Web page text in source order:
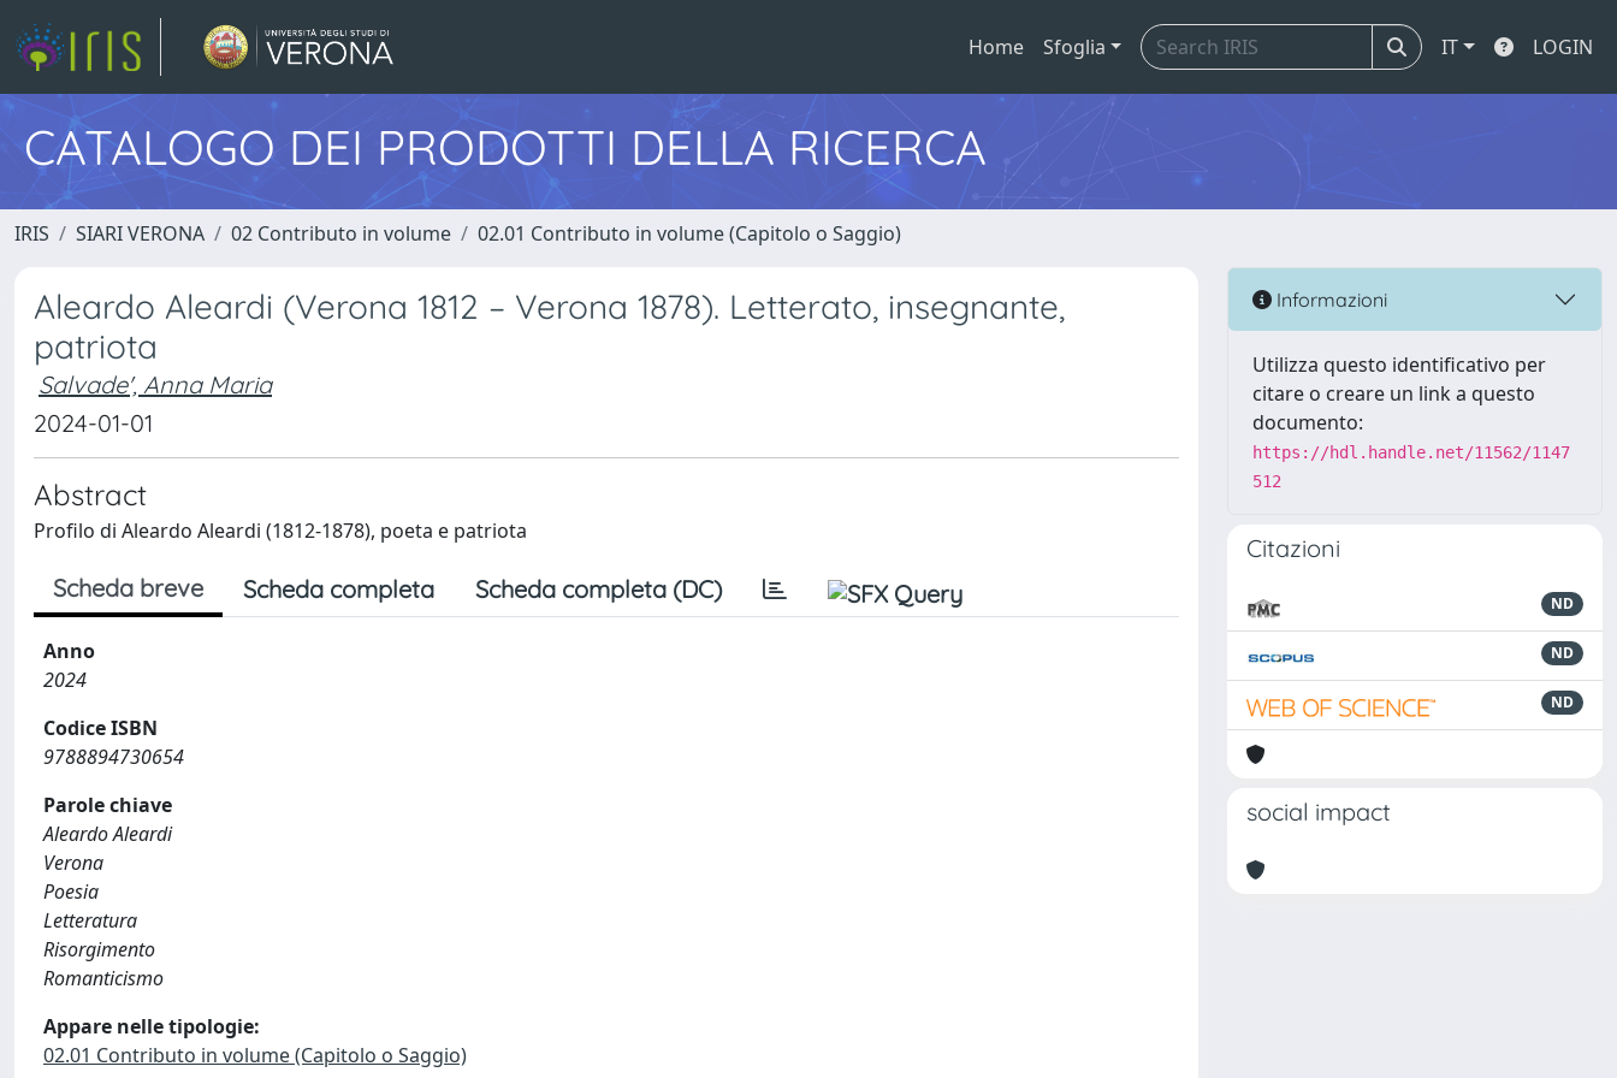
Home Sfoglia IT LOGIN
CATALOGO DEI PRODOTTI DELLA RICERCA
IRIS SIARI VERONA 02 Contributo in volume 02.01 Contributo in volume (Capitolo o Saggio)
Aleardo Aleardi (Verona 1812 – Verona 1878). Letterato, insegnante,
patriota
Salvade', Anna Maria
2024-01-01
Abstract
Profilo di Aleardo Aleardi (1812-1878), poeta e patriota
Scheda breve Scheda completa Scheda completa (DC)
Anno
2024
Codice ISBN
9788894730654
Parole chiave
Aleardo Aleardi
Verona
Poesia
Letteratura
Risorgimento
Romanticismo
Appare nelle tipologie:
02.01 Contributo in volume (Capitolo o Saggio)
Informazioni
Utilizza questo identificativo per
citare o creare un link a questo
documento:
https://hdl.handle.net/11562/1147
512
Citazioni
ND
ND
ND
social impact